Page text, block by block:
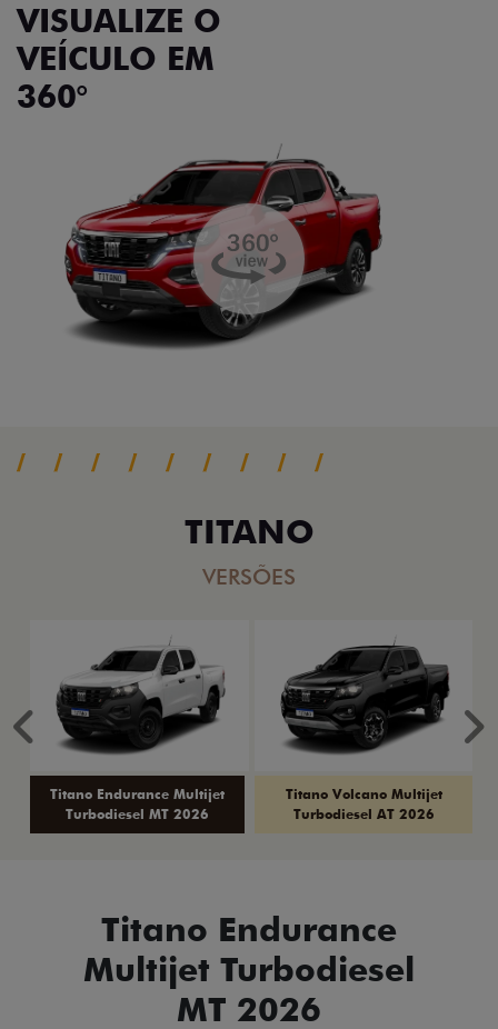
VISUALIZE O
VEÍCULO EM
360°
TITANO
VERSÕES
Titano Endurance Multijet
Turbodiesel MT 2026
Titano Volcano Multijet
Turbodiesel AT 2026
Anterior
Titano Endurance
Multijet Turbodiesel
MT 2026